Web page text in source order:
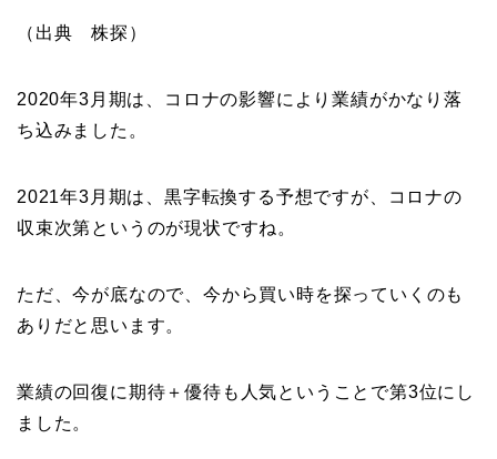
（出典 株探）
2020年3月期は、コロナの影響により業績がかなり落
ち込みました。
2021年3月期は、黒字転換する予想ですが、コロナの
収束次第というのが現状ですね。
ただ、今が底なので、今から買い時を探っていくのも
ありだと思います。
業績の回復に期待＋優待も人気ということで第3位にし
ました。